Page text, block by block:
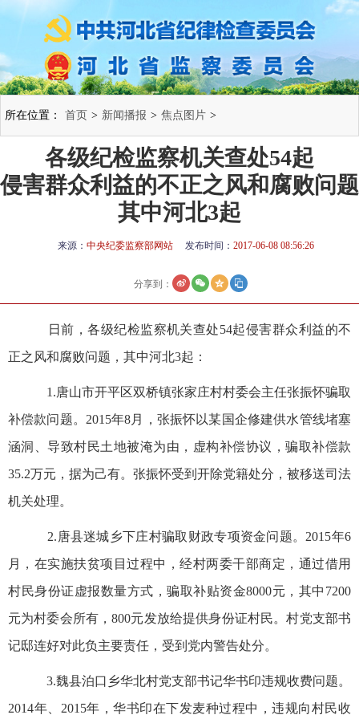
所在位置： 首页 > 新闻播报 > 焦点图片 >
各级纪检监察机关查处54起
侵害群众利益的不正之风和腐败问题
其中河北3起
来源： 中央纪委监察部网站 发布时间： 2017-06-08 08:56:26
分享到：
日前，各级纪检监察机关查处54起侵害群众利益的不
正之风和腐败问题，其中河北3起：
1.唐山市开平区双桥镇张家庄村村委会主任张振怀骗取
补偿款问题。2015年8月，张振怀以某国企修建供水管线堵塞
涵洞、导致村民土地被淹为由，虚构补偿协议，骗取补偿款
35.2万元，据为己有。张振怀受到开除党籍处分，被移送司法
机关处理。
2.唐县迷城乡下庄村骗取财政专项资金问题。2015年6
月，在实施扶贫项目过程中，经村两委干部商定，通过借用
村民身份证虚报数量方式，骗取补贴资金8000元，其中7200
元为村委会所有，800元发放给提供身份证村民。村党支部书
记邸连好对此负主要责任，受到党内警告处分。
3.魏县泊口乡华北村党支部书记华书印违规收费问题。
2014年、2015年，华书印在下发麦种过程中，违规向村民收